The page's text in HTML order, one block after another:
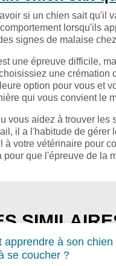
si un chien sait qu'il
lorsqu'ils
signes de malaise
une épreuve difficile,
une crémation
option pour vous et
qui vous convient le
vous aidez à trouver
il a l'habitude de
à votre vétérinaire pour
pour que l'épreuve de la
apprendre à son chien
se coucher ?